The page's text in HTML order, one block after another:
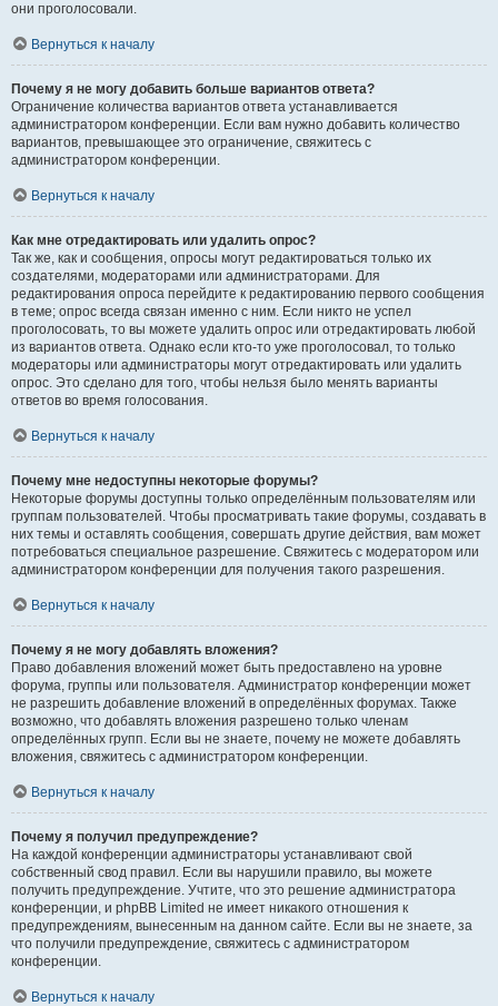
они проголосовали.
Вернуться к началу
Почему я не могу добавить больше вариантов ответа?
Ограничение количества вариантов ответа устанавливается
администратором конференции. Если вам нужно добавить количество
вариантов, превышающее это ограничение, свяжитесь с
администратором конференции.
Вернуться к началу
Как мне отредактировать или удалить опрос?
Так же, как и сообщения, опросы могут редактироваться только их
создателями, модераторами или администраторами. Для
редактирования опроса перейдите к редактированию первого сообщения
в теме; опрос всегда связан именно с ним. Если никто не успел
проголосовать, то вы можете удалить опрос или отредактировать любой
из вариантов ответа. Однако если кто-то уже проголосовал, то только
модераторы или администраторы могут отредактировать или удалить
опрос. Это сделано для того, чтобы нельзя было менять варианты
ответов во время голосования.
Вернуться к началу
Почему мне недоступны некоторые форумы?
Некоторые форумы доступны только определённым пользователям или
группам пользователей. Чтобы просматривать такие форумы, создавать в
них темы и оставлять сообщения, совершать другие действия, вам может
потребоваться специальное разрешение. Свяжитесь с модератором или
администратором конференции для получения такого разрешения.
Вернуться к началу
Почему я не могу добавлять вложения?
Право добавления вложений может быть предоставлено на уровне
форума, группы или пользователя. Администратор конференции может
не разрешить добавление вложений в определённых форумах. Также
возможно, что добавлять вложения разрешено только членам
определённых групп. Если вы не знаете, почему не можете добавлять
вложения, свяжитесь с администратором конференции.
Вернуться к началу
Почему я получил предупреждение?
На каждой конференции администраторы устанавливают свой
собственный свод правил. Если вы нарушили правило, вы можете
получить предупреждение. Учтите, что это решение администратора
конференции, и phpBB Limited не имеет никакого отношения к
предупреждениям, вынесенным на данном сайте. Если вы не знаете, за
что получили предупреждение, свяжитесь с администратором
конференции.
Вернуться к началу